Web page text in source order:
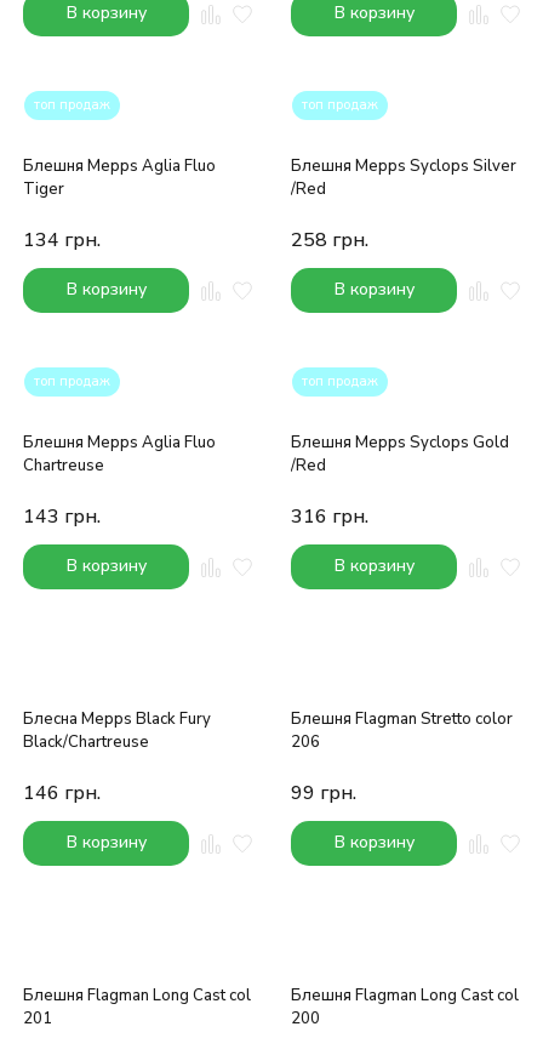
В корзину В корзину
топ продаж
Блешня Mepps Aglia Fluo
Tiger
134 грн.
В корзину
топ продаж
Блешня Mepps Syclops Silver
/Red
258 грн.
В корзину
топ продаж
Блешня Mepps Aglia Fluo
Chartreuse
143 грн.
В корзину
топ продаж
Блешня Mepps Syclops Gold
/Red
316 грн.
В корзину
Блесна Mepps Black Fury
Black/Chartreuse
146 грн.
В корзину
Блешня Flagman Stretto color
206
99 грн.
В корзину
Блешня Flagman Long Cast col
201
Блешня Flagman Long Cast col
200